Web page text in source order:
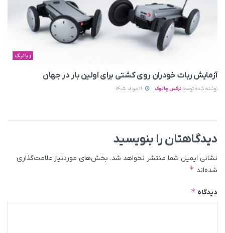
رباتیک
آزمایش ربات خودران روی کشتی برای اولین بار در جهان
نوشته شده توسط نرگس چالوک
دیدگاهتان را بنویسید
نشانی ایمیل شما منتشر نخواهد شد. بخش‌های موردنیاز علامت‌گذاری
شده‌اند *
دیدگاه *